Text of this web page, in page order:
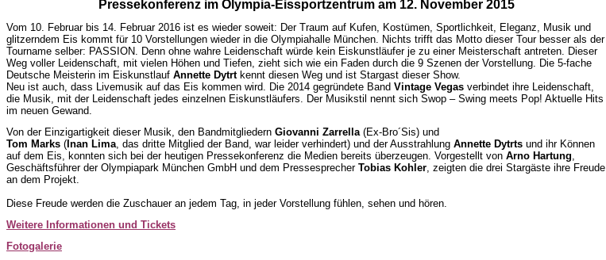
Pressekonferenz im Olympia-Eissportzentrum am 12. November 2015
Vom 10. Februar bis 14. Februar 2016 ist es wieder soweit: Der Traum auf Kufen, Kostümen, Sportlichkeit, Eleganz, Musik und
glitzerndem Eis kommt für 10 Vorstellungen wieder in die Olympiahalle München. Nichts trifft das Motto dieser Tour besser als der
Tourname selber: PASSION. Denn ohne wahre Leidenschaft würde kein Eiskunstläufer je zu einer Meisterschaft antreten. Dieser
Weg voller Leidenschaft, mit vielen Höhen und Tiefen, zieht sich wie ein Faden durch die 9 Szenen der Vorstellung. Die 5-fache
Deutsche Meisterin im Eiskunstlauf Annette Dytrtkennt diesen Weg und ist Stargast dieser Show.
Neu ist auch, dass Livemusik auf das Eis kommen wird. Die 2014 gegründete Band Vintage Vegas verbindet ihre Leidenschaft,
die Musik, mit der Leidenschaft jedes einzelnen Eiskunstläufers. Der Musikstil nennt sich Swop – Swing meets Pop! Aktuelle Hits
im neuen Gewand.
Von der Einzigartigkeit dieser Musik, den Bandmitgliedern Giovanni Zarrella(Ex-Bro´Sis) und
Tom Marks ( Inan Lima, das dritte Mitglied der Band, war leider verhindert) und der Ausstrahlung Annette Dytrts und ihr Können
auf dem Eis, konnten sich bei der heutigen Pressekonferenz die Medien bereits überzeugen. Vorgestellt von Arno Hartung,
Geschäftsführer der Olympiapark München GmbH und dem Pressesprecher Tobias Kohler, zeigten die drei Stargäste ihre Freude
an dem Projekt.
Diese Freude werden die Zuschauer an jedem Tag, in jeder Vorstellung fühlen, sehen und hören.
Weitere Informationen und Tickets
Fotogalerie